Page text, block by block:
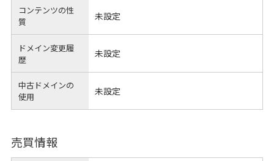
コンテンツの性
質
未設定
ドメイン変更履
歴
未設定
中古ドメインの
使用
未設定
売買情報